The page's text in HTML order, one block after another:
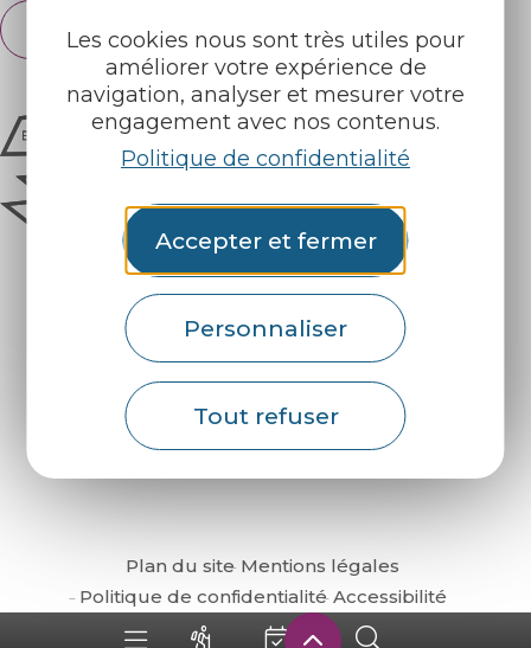
Les cookies nous sont très utiles pour
améliorer votre expérience de
navigation, analyser et mesurer votre
engagement avec nos contenus.
Politique de confidentialité
Accepter et fermer
Personnaliser
Tout refuser
Français
English
Plan du site Mentions légales
Politique de confidentialité Accessibilité